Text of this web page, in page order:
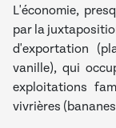
L'économie,
par la
d'exportation
vanille), qui
exploitations
vivrières